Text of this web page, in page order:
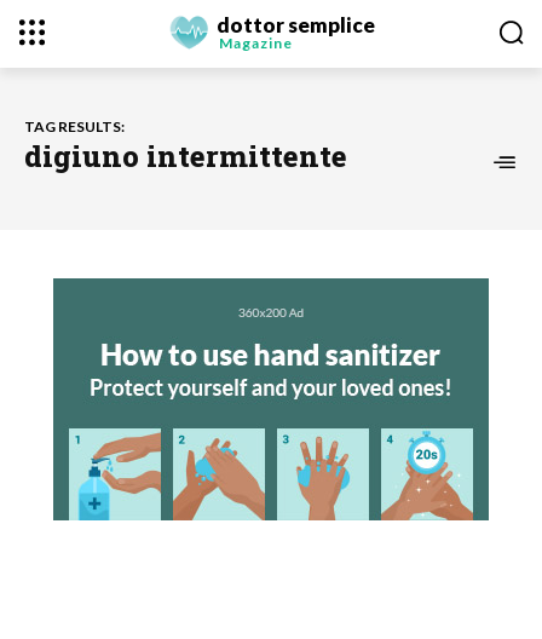
dottor semplice
Magazine
TAG RESULTS:
digiuno intermittente